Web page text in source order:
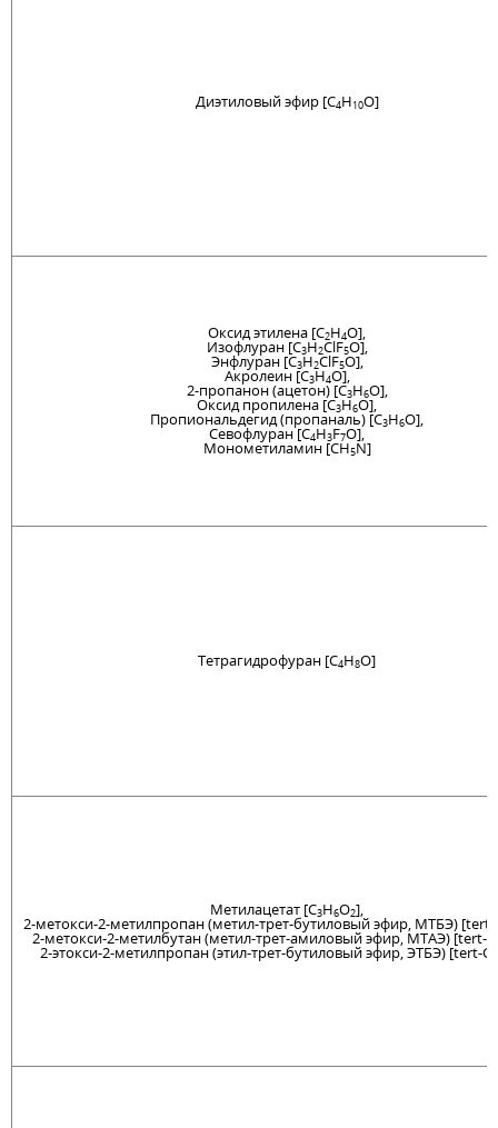
Диэтиловый эфир [C4H10O]
Оксид этилена [C2H4O],
Изофлуран [C3H2ClF5O],
Энфлуран [C3H2ClF5O],
Акролеин [C3H4O],
2-пропанон (ацетон) [C3H6O],
Оксид пропилена [C3H6O],
Пропиональдегид (пропаналь) [C3H6O],
Севофлуран [C4H3F7O],
Монометиламин [CH5N]
Тетрагидрофуран [C4H8O]
Метилацетат [C3H6O2],
2-метокси-2-метилпропан (метил-трет-бутиловый эфир, МТБЭ) [tert-
2-метокси-2-метилбутан (метил-трет-амиловый эфир, МТАЭ) [tert-C
2-этокси-2-метилпропан (этил-трет-бутиловый эфир, ЭТБЭ) [tert-C